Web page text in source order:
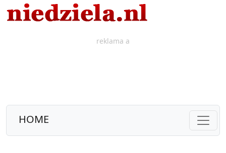
reklama a
HOME